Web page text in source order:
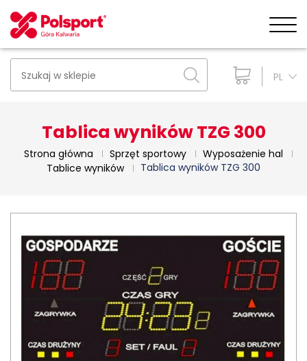
PL
Tablica wyników TZG 300
Strona główna Sprzęt sportowy
Wyposażenie hal
Tablice wyników
Tablica wyników TZG 300